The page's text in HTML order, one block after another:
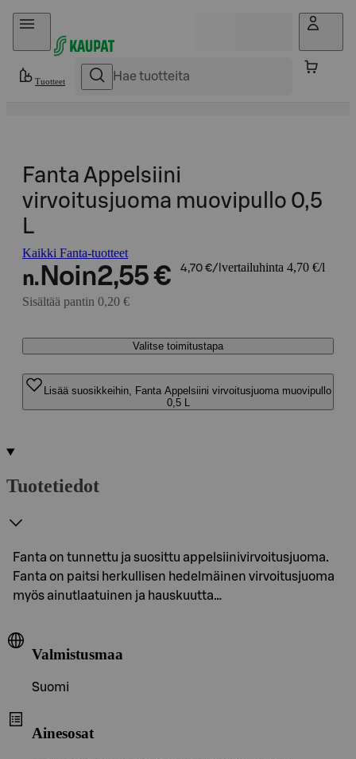
Hyppää sisältöön
Tuotteet
Fanta Appelsiini
virvoitusjuoma muovipullo 0,5
L
Kaikki Fanta-tuotteet
n. Noin2,55 € 4,70 €/l vertailuhinta 4,70 €/l
Sisältää pantin 0,20 €
Valitse toimitustapa
Lisää suosikkeihin, Fanta Appelsiini virvoitusjuoma muovipullo
0,5 L
Tuotetiedot
Fanta on tunnettu ja suosittu appelsiinivirvoitusjuoma.
Fanta on paitsi herkullisen hedelmäinen virvoitusjuoma
myös ainutlaatuinen ja hauskuutta…
Valmistusmaa
Suomi
Ainesosat